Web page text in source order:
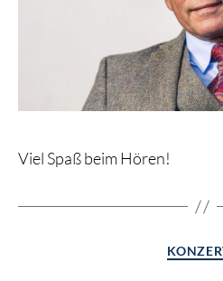
Viel Spaß beim Hören!